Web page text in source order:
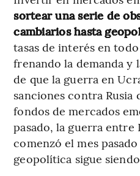
sortear una serie de
cambiarios hasta
tasas de interés en
frenando la demanda y
de que la guerra en
sanciones contra Rusia
fondos de mercados
pasado, la guerra entre
comenzó el mes
geopolítica sigue